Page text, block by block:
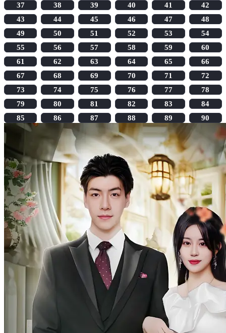
37
38 39 40 41
42
43
44 45 46 47
48
49
50 51 52 53
54
55
56 57 58 59
60
61
62 63 64 65
66
67
68 69 70 71
72
73
74 75 76 77
78
79
80 81 82 83
84
85
86 87 88 89 90